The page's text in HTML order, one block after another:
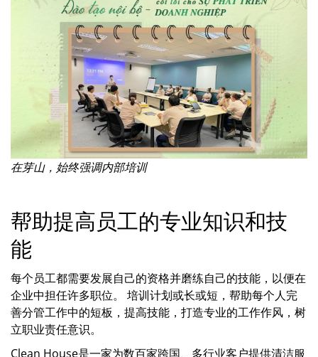
在芽山，始终强调内部培训
帮助提高员工的专业知识和技
能
每个员工都需要发展自己的资格并磨练自己的技能，以便在
企业中担任许多职位。 培训计划或长或短，帮助每个人完
善分管工作中的短板，提高技能，打造专业的工作作风，树
立职业责任意识。
Clean House是一家为数百家跨国、多行业客户提供清洁服